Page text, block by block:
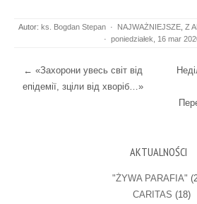
Autor: ks. Bogdan Stepan · NAJWAŻNIEJSZE Z
· poniedziałek, 16 mar
Post navigation
← «Захорони увесь світ від
епідемії, зціли від хворіб…»
AKTUALNOŚCI
"ŻYWA PARAFIA"
CARITAS (18)